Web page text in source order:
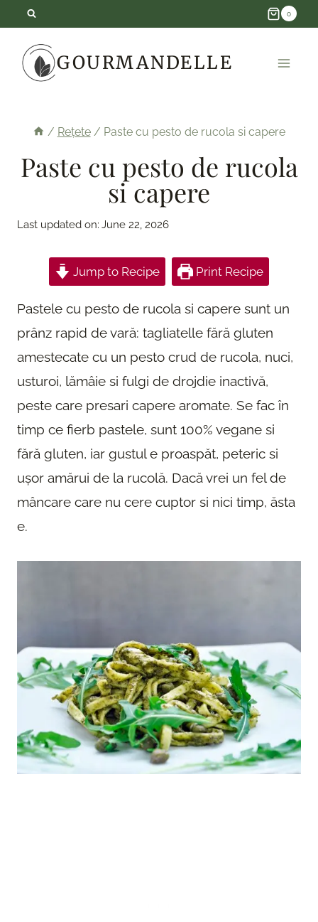
content
0
GOURMANDELLE
/ Rețete / Paste cu pesto de rucola si capere
Paste cu pesto de rucola
si capere
Last updated on: June 22, 2026
Jump to Recipe Print Recipe
Pastele cu pesto de rucola si capere sunt un
prânz rapid de vară: tagliatelle fără gluten
amestecate cu un pesto crud de rucola, nuci,
usturoi, lămâie si fulgi de drojdie inactivă,
peste care presari capere aromate. Se fac în
timp ce fierb pastele, sunt 100% vegane si
fără gluten, iar gustul e proaspăt, peteric si
ușor amărui de la rucolă. Dacă vrei un fel de
mâncare care nu cere cuptor si nici timp, ăsta
e.